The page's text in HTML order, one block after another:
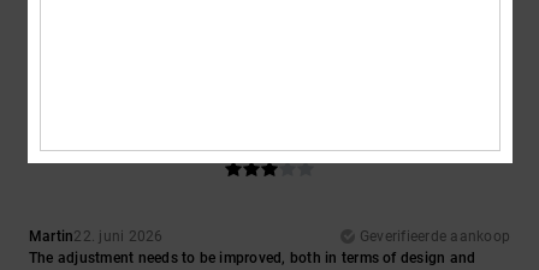
Martin22. juni 2026
Geverifieerde aankoop
The adjustment needs to be improved, both in terms of design and